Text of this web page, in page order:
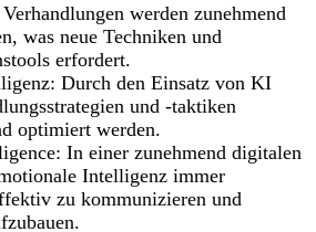
werden zunehmend
was neue Techniken und
erfordert.
Durch den Einsatz von KI
und -taktiken
optimiert werden.
In einer zunehmend digitalen
Intelligenz immer
zu kommunizieren und